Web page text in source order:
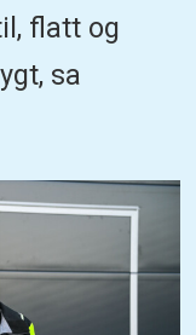
flatt og
sa